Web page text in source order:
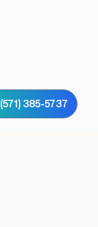
(571) 385-5737